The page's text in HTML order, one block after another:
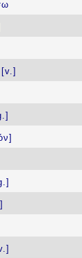
[v.]